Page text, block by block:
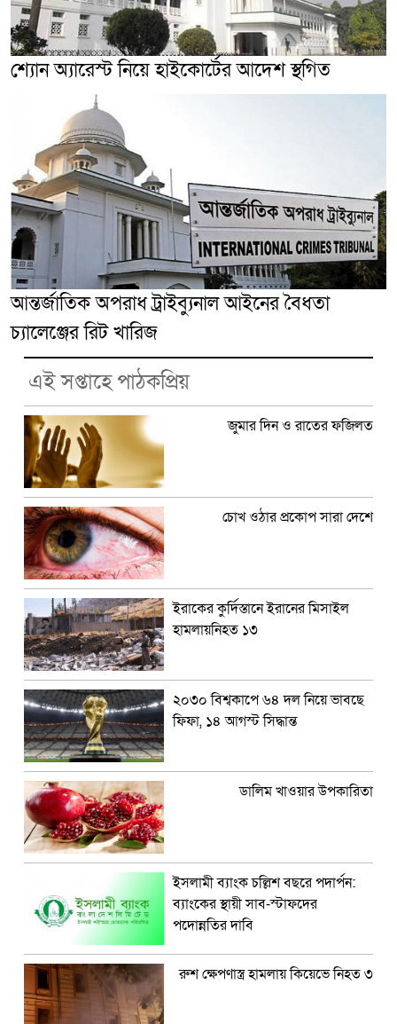
শ্যোন অ্যারেস্ট নিয়ে হাইকোর্টের আদেশ স্থগিত
আন্তর্জাতিক অপরাধ ট্রাইব্যুনাল আইনের বৈধতা
চ্যালেঞ্জের রিট খারিজ
এই সপ্তাহে পাঠকপ্রিয়
জুমার দিন ও রাতের ফজিলত
চোখ ওঠার প্রকোপ সারা দেশে
ইরাকের কুর্দিস্তানে ইরানের মিসাইল
হামলায়নিহত ১৩
২০৩০ বিশ্বকাপে ৬৪ দল নিয়ে ভাবছে
ফিফা, ১৪ আগস্ট সিদ্ধান্ত
ডালিম খাওয়ার উপকারিতা
ইসলামী ব্যাংক চল্লিশ বছরে পদার্পন:
ব্যাংকের স্থায়ী সাব-স্টাফদের
পদোন্নতির দাবি
রুশ ক্ষেপণাস্ত্র হামলায় কিয়েভে নিহত ৩